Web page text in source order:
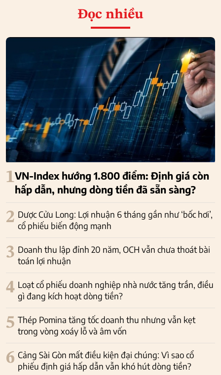
Đọc nhiều
1VN-Index hướng 1.800 điểm: Định giá còn
hấp dẫn, nhưng dòng tiền đã sẵn sàng?
2 Dược Cửu Long: Lợi nhuận 6 tháng gần như ‘bốc hơi’,
cổ phiếu biến động mạnh
3 Doanh thu lập đỉnh 20 năm, OCH vẫn chưa thoát bài
toán lợi nhuận
4 Loạt cổ phiếu doanh nghiệp nhà nước tăng trần, điều
gì đang kích hoạt dòng tiền?
5 Thép Pomina tăng tốc doanh thu nhưng vẫn kẹt
trong vòng xoáy lỗ và âm vốn
6 Cảng Sài Gòn mất điều kiện đại chúng: Vì sao cổ
phiếu định giá hấp dẫn vẫn khó hút dòng tiền?